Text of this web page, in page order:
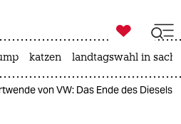
zahl ich
ich

taz zahl ich
katzen landtagswahl in
von VW: Das Ende des Diesels